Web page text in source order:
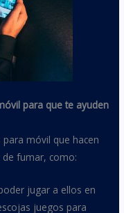
para que te ayuden
para móvil que hacen
fumar, como:
jugar a ellos en
juegos para